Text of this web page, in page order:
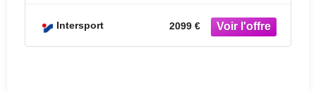
Intersport 2099 €